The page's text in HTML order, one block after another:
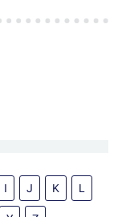
I J K L